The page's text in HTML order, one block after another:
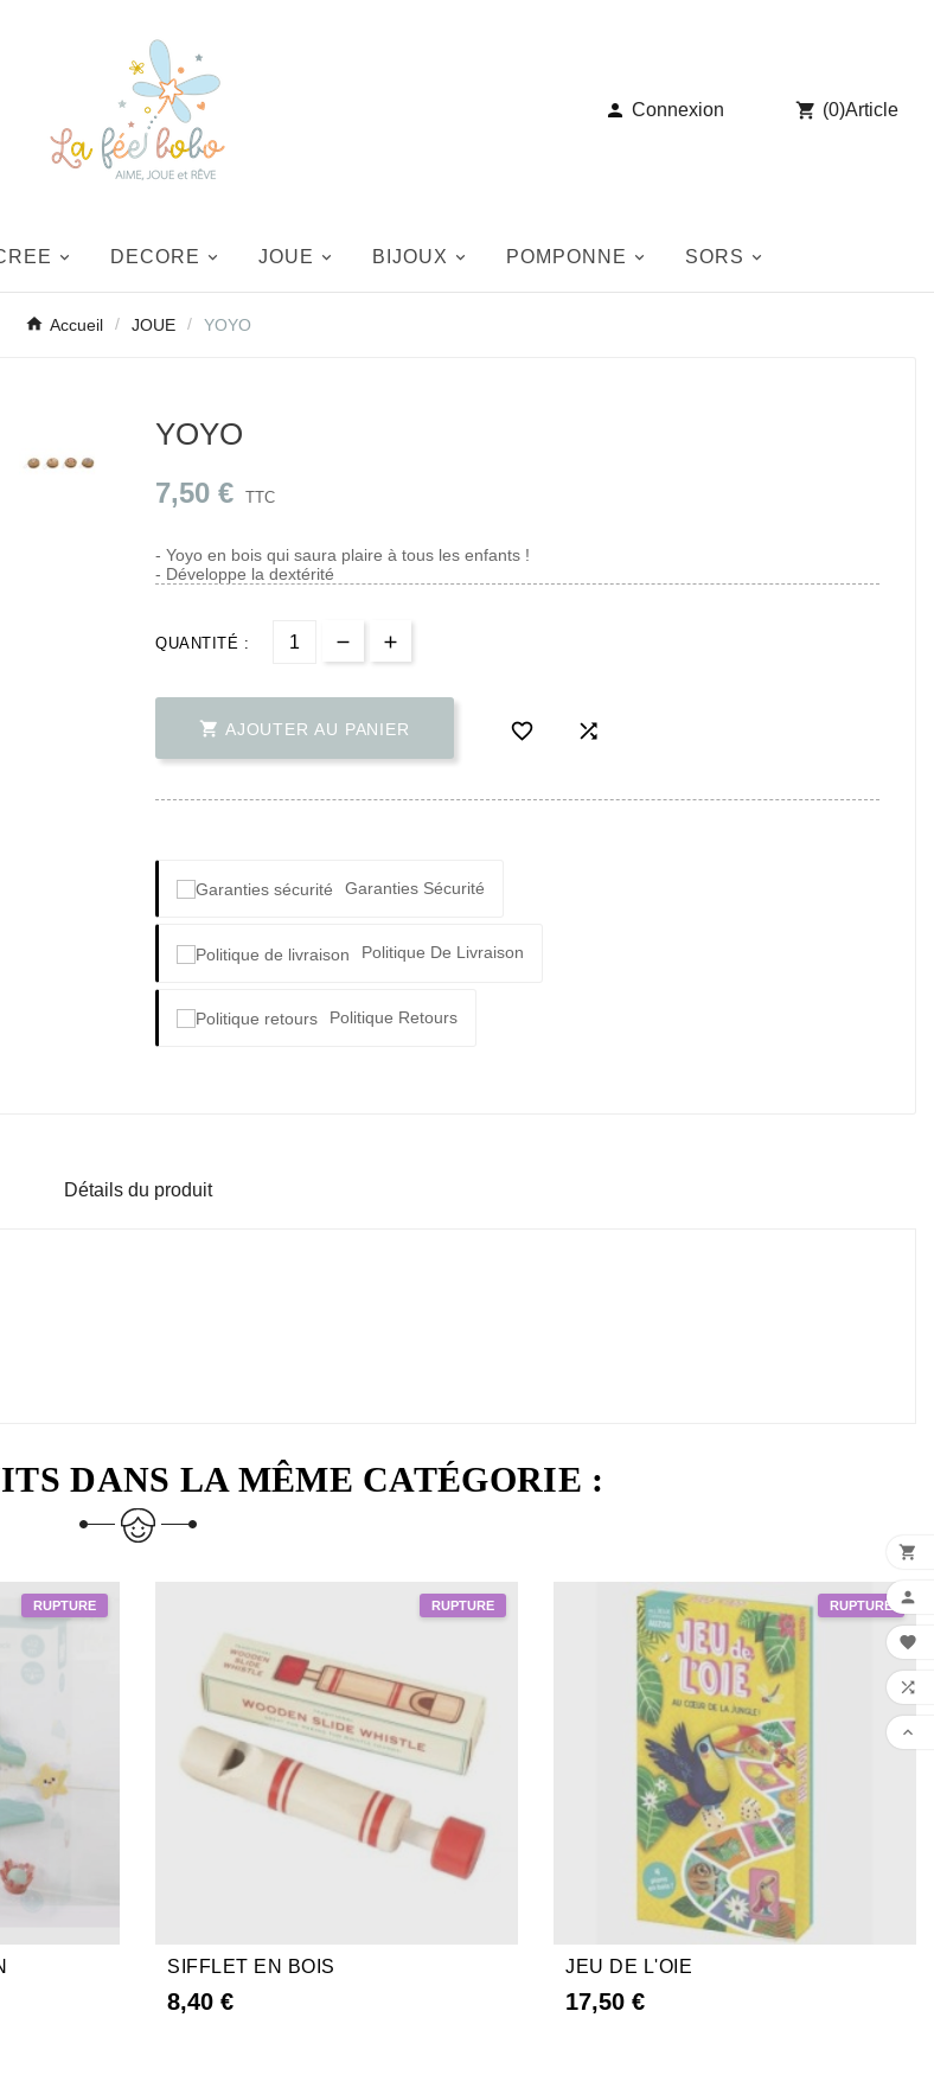
 Connexion  (0)Article
DECORE JOUE BIJOUX POMPONNE SORS
Accueil JOUE YOYO
YOYO
7,50 € TTC
- Yoyo en bois qui saura plaire à tous les enfants !
- Développe la dextérité
QUANTITÉ :
 AJOUTER AU PANIER  
Garanties Sécurité
Politique De Livraison
Politique Retours
Détails du produit
DANS LA MÊME CATÉGORIE :
SIFFLET EN BOIS
8,40 €
JEU DE L'OIE
17,50 €




